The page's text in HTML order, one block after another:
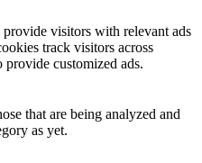
visitors with relevant ads
track visitors across
customized ads.
that are being analyzed and
as yet.